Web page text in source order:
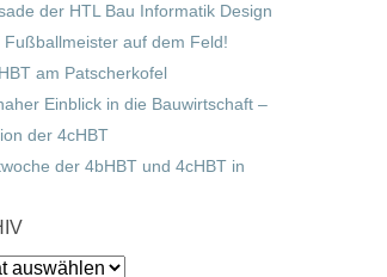
der HTL Bau Informatik Design
Fußballmeister auf dem Feld!
am Patscherkofel
Einblick in die Bauwirtschaft –
der 4cHBT
der 4bHBT und 4cHBT in